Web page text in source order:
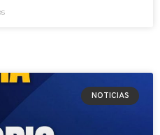
NOTICIAS